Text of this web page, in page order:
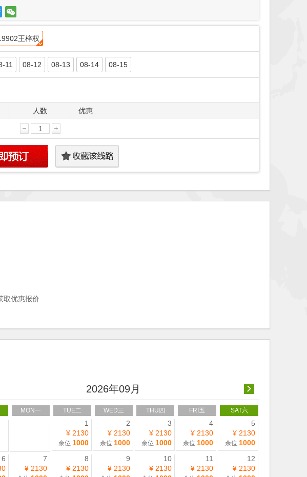
王梓权
11 08-12 08-13 08-14 08-15
人数 优惠
取优惠报价
2026年09月
MON一 TUE二 WED三 THU四 FRI五 SAT六
1
¥ 2130
余位 1000
2
¥ 2130
余位 1000
3
¥ 2130
余位 1000
4
¥ 2130
余位 1000
5
¥ 2130
余位 1000
6
7
¥ 2130
8
¥ 2130
9
¥ 2130
10
¥ 2130
11
¥ 2130
12
¥ 2130